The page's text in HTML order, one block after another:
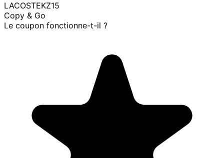
LACOSTEKZ15
Copy & Go
Le coupon fonctionne-t-il ?